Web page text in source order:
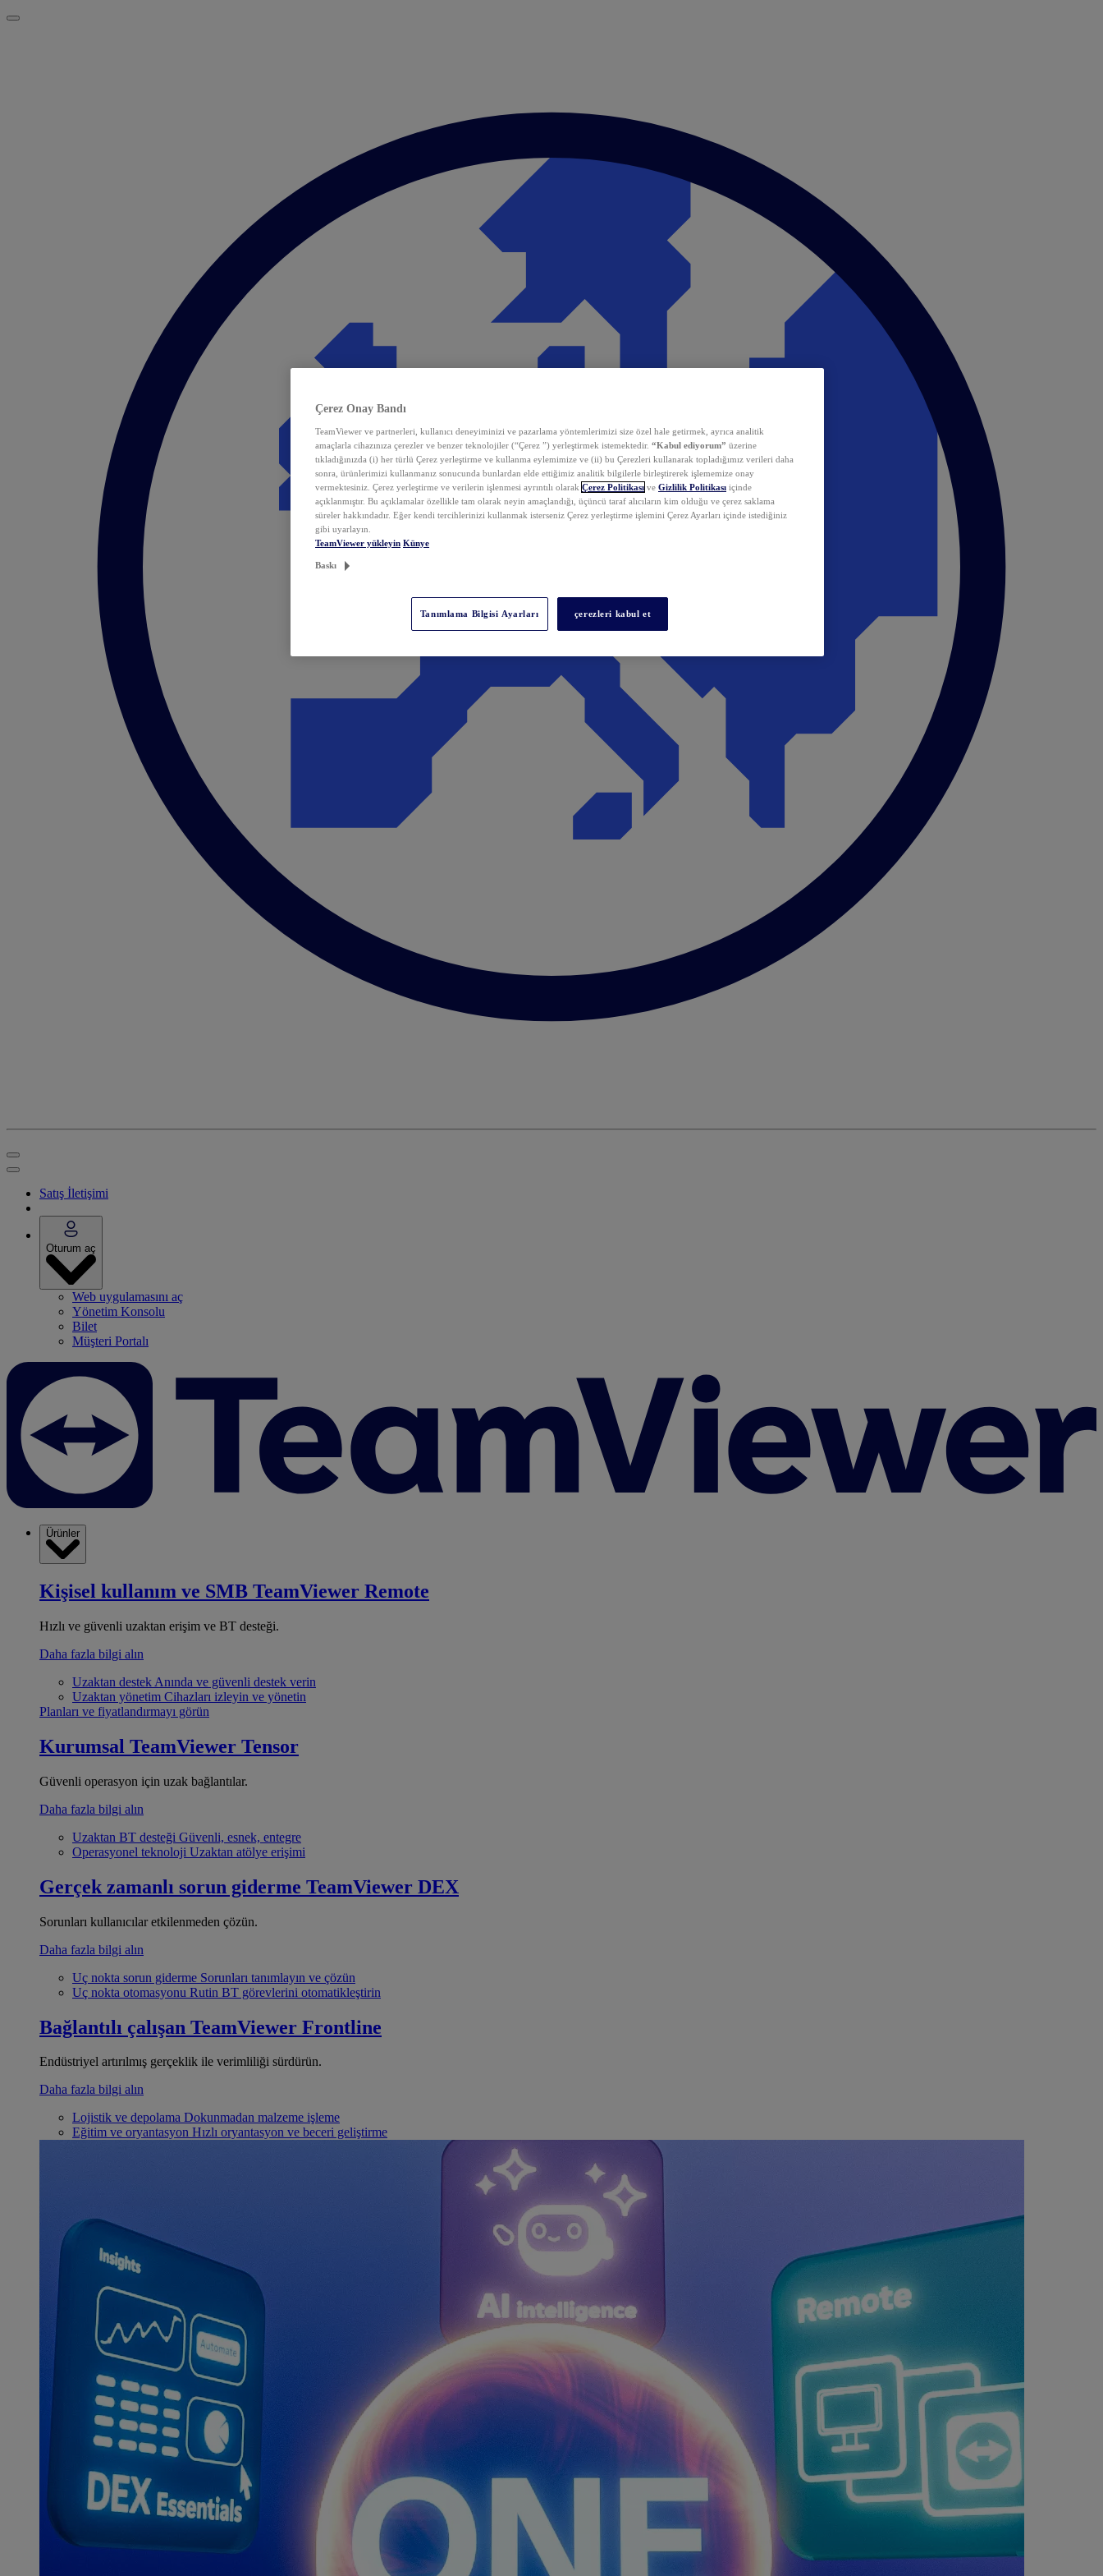
Satış İletişimi
Oturum aç
Web uygulamasını aç
Yönetim Konsolu
Bilet
Müşteri Portalı
Ürünler
Kişisel kullanım ve SMB TeamViewer Remote
Hızlı ve güvenli uzaktan erişim ve BT desteği.
Daha fazla bilgi alın
Uzaktan destek Anında ve güvenli destek verin
Uzaktan yönetim Cihazları izleyin ve yönetin
Planları ve fiyatlandırmayı görün
Kurumsal TeamViewer Tensor
Güvenli operasyon için uzak bağlantılar.
Daha fazla bilgi alın
Uzaktan BT desteği Güvenli, esnek, entegre
Operasyonel teknoloji Uzaktan atölye erişimi
Gerçek zamanlı sorun giderme TeamViewer DEX
Sorunları kullanıcılar etkilenmeden çözün.
Daha fazla bilgi alın
Uç nokta sorun giderme Sorunları tanımlayın ve çözün
Uç nokta otomasyonu Rutin BT görevlerini otomatikleştirin
Bağlantılı çalışan TeamViewer Frontline
Endüstriyel artırılmış gerçeklik ile verimliliği sürdürün.
Daha fazla bilgi alın
Lojistik ve depolama Dokunmadan malzeme işleme
Eğitim ve oryantasyon Hızlı oryantasyon ve beceri geliştirme
Çerez Onay Bandı
TeamViewer ve partnerleri, kullanıcı deneyiminizi ve pazarlama yöntemlerimizi size özel hale getirmek, ayrıca analitik
amaçlarla cihazınıza çerezler ve benzer teknolojiler (“Çerez ”) yerleştirmek istemektedir. “Kabul ediyorum” üzerine
tıkladığınızda (i) her türlü Çerez yerleştirme ve kullanma eylemimize ve (ii) bu Çerezleri kullanarak topladığımız verileri daha
sonra, ürünlerimizi kullanmanız sonucunda bunlardan elde ettiğimiz analitik bilgilerle birleştirerek işlememize onay
vermektesiniz. Çerez yerleştirme ve verilerin işlenmesi ayrıntılı olarak Çerez Politikası ve Gizlilik Politikası içinde
açıklanmıştır. Bu açıklamalar özellikle tam olarak neyin amaçlandığı, üçüncü taraf alıcıların kim olduğu ve çerez saklama
süreler hakkındadır. Eğer kendi tercihlerinizi kullanmak isterseniz Çerez yerleştirme işlemini Çerez Ayarları içinde istediğiniz
gibi uyarlayın.
TeamViewer yükleyin Künye
Baskı
Tanımlama Bilgisi Ayarları çerezleri kabul et